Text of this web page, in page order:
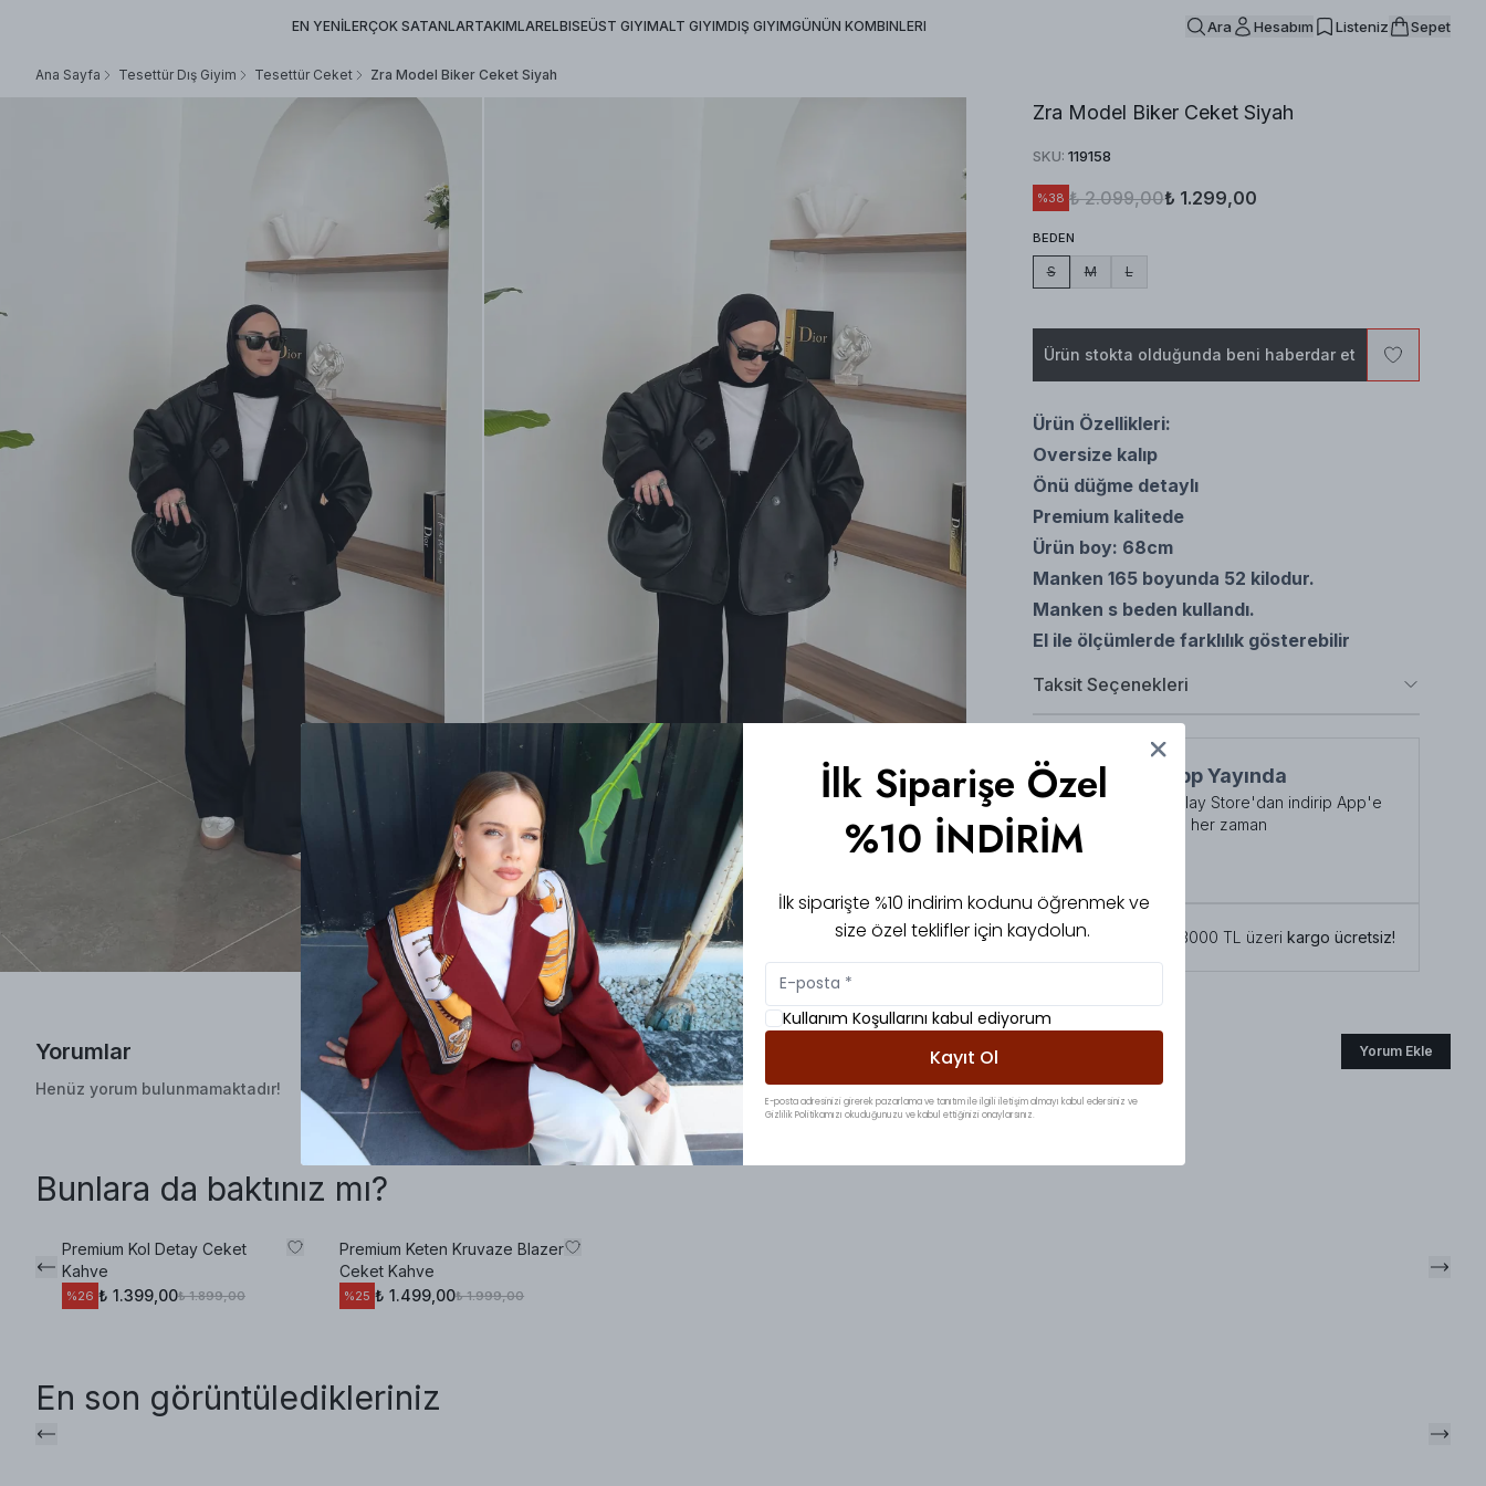
EN YENİLERÇOK SATANLARTAKIMLARELBISEÜST GIYIMALT GIYIMDIŞ GIYIMGÜNÜN KOMBINLERI Ara Hesabım Listeniz Sepet
Ana Sayfa Tesettür Dış Giyim Tesettür Ceket Zra Model Biker Ceket Siyah
Zra Model Biker Ceket Siyah
SKU: 119158
%38 ₺ 2.099,00₺ 1.299,00
BEDEN
S M L
Ürün stokta olduğunda beni haberdar et
Ürün Özellikleri:
Oversize kalıp
Önü düğme detaylı
Premium kalitede
Ürün boy: 68cm
Manken 165 boyunda 52 kilodur.
Manken s beden kullandı.
El ile ölçümlerde farklılık gösterebilir
Taksit Seçenekleri
NuuWears App Yayında
App Store veya Play Store'dan indirip App'e
özel indirimlerden her zaman
faydalanabilirsiniz
Tüm siparişlerde 3000 TL üzeri kargo ücretsiz!
Yorumlar Yorum Ekle
Henüz yorum bulunmamaktadır!
Bunlara da baktınız mı?
Premium Kol Detay Ceket
Kahve
%26 ₺ 1.399,00₺ 1.899,00
Premium Keten Kruvaze Blazer
Ceket Kahve
%25 ₺ 1.499,00₺ 1.999,00
En son görüntüledikleriniz
İlk Siparişe Özel
%10 İNDİRİM
İlk siparişte %10 indirim kodunu öğrenmek ve
size özel teklifler için kaydolun.
Kullanım Koşullarını kabul ediyorum
Kayıt Ol
E-posta adresinizi girerek pazarlama ve tanıtım ile ilgili iletişim almayı kabul edersiniz ve
Gizlilik Politikamızı okuduğunuzu ve kabul ettiğinizi onaylarsınız.